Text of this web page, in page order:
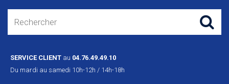
SERVICE CLIENT au 04.76.49.49.10
Du mardi au samedi 10h-12h / 14h-18h